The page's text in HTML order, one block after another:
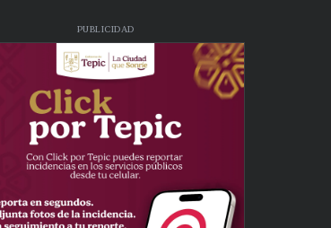
PUBLICIDAD